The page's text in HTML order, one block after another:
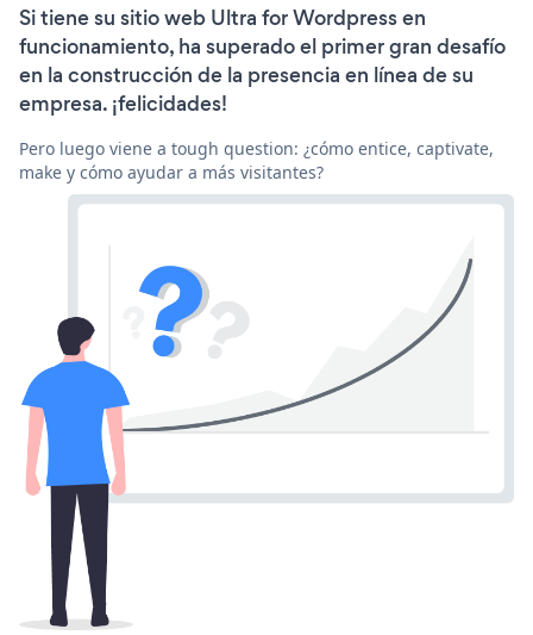
Si tiene su sitio web Ultra for Wordpress en
funcionamiento, ha superado el primer gran desafío
en la construcción de la presencia en línea de su
empresa. ¡felicidades!
Pero luego viene a tough question: ¿cómo entice, captivate,
make y cómo ayudar a más visitantes?